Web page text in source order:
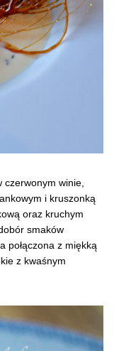
czerwonym winie,
i kruszonką
oraz kruchym
smaków
połączona z miękką
z kwaśnym